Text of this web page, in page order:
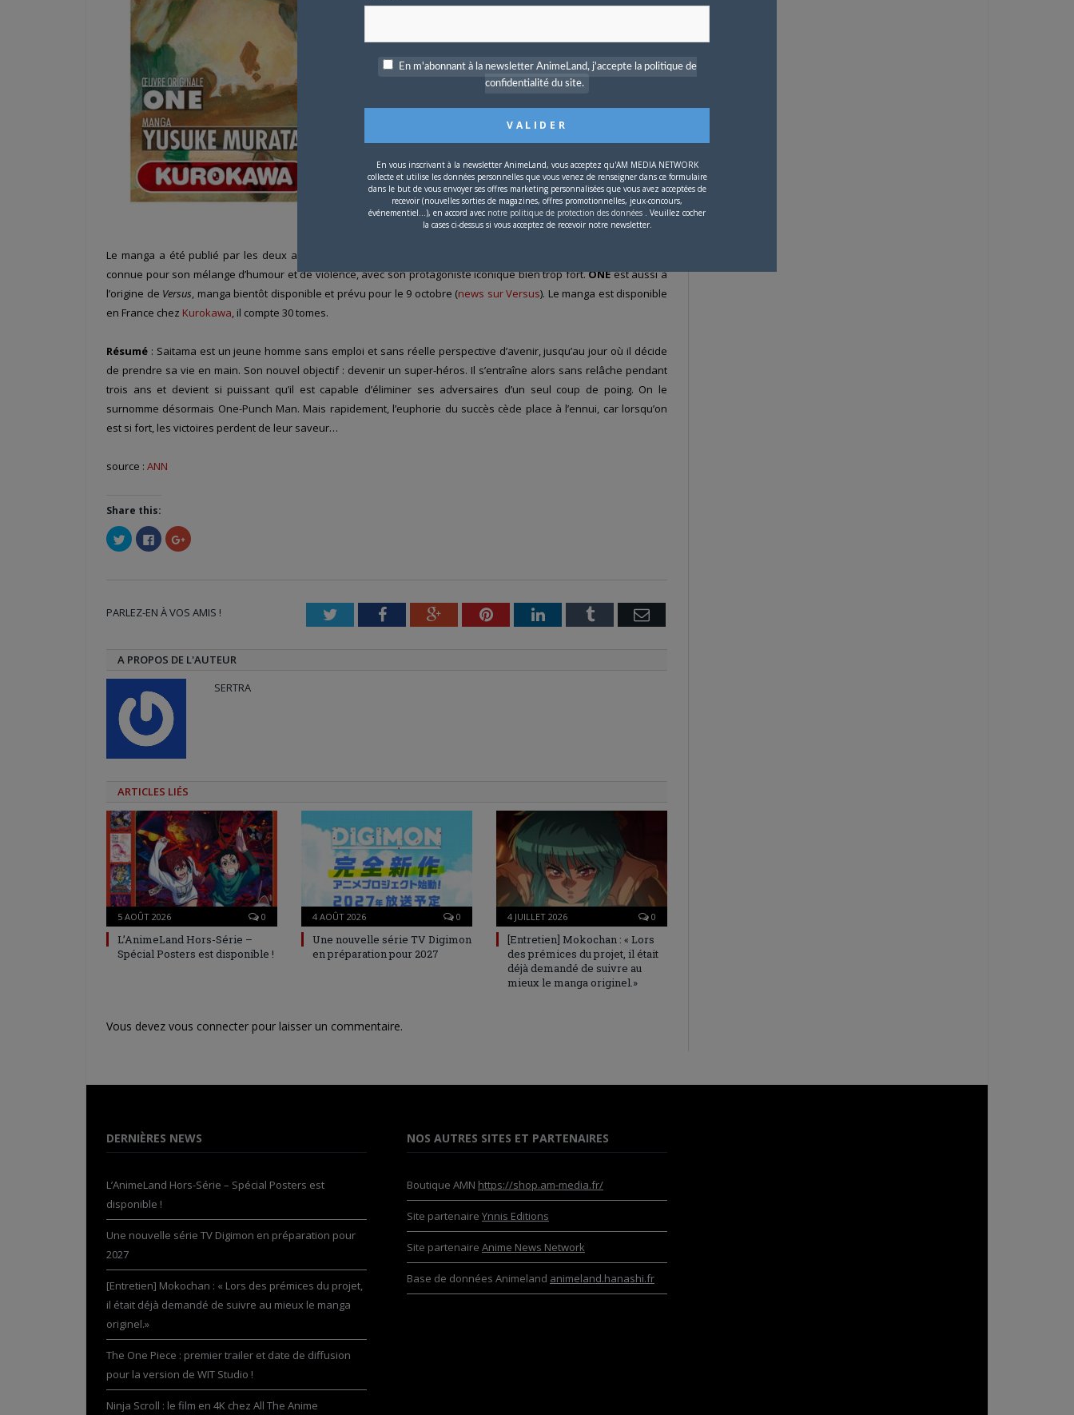
Le manga a été publié par les deux auteurs en 2012 dans le magazine du
connue pour son mélange d’humour et de violence, avec son protagoniste iconique bien trop fort.ONEest aussi à
l’origine de Versus, manga bientôt disponible et prévu pour le 9 octobre (news sur Versus). Le manga est disponible
en France chez Kurokawa, il compte 30 tomes.
Résumé : Saitama est un jeune homme sans emploi et sans réelle perspective d’avenir, jusqu’au jour où il décide
de prendre sa vie en main. Son nouvel objectif : devenir un super-héros. Il s’entraîne alors sans relâche pendant
trois ans et devient si puissant qu’il est capable d’éliminer ses adversaires d’un seul coup de poing. On le
surnomme désormais One-Punch Man. Mais rapidement, l’euphorie du succès cède place à l’ennui, car lorsqu’on
est si fort, les victoires perdent de leur saveur…
source : ANN
Share this:
Cliquez
pour
partager
fenêtre)
Cliquez
pour
partager
fenêtre)
Cliquez
pour
nouvelle
PARLEZ-EN À VOS AMIS ! TwitterFacebookGoogle+PinterestLinkedInTumblr Email
A PROPOS DE L'AUTEUR
SERTRA
ARTICLES LIÉS
5 AOÛT 2026 0
L’AnimeLand Hors-Série –
Spécial Posters est disponible !
4 AOÛT 2026 0
Une nouvelle série TV Digimon
en préparation pour 2027
4 JUILLET 2026 0
[Entretien] Mokochan : « Lors
des prémices du projet, il était
déjà demandé de suivre au
mieux le manga originel.»
Vous devez vous connecter pour laisser un commentaire.
DERNIÈRES NEWS
L’AnimeLand Hors-Série – Spécial Posters est
disponible !
Une nouvelle série TV Digimon en préparation pour
2027
[Entretien] Mokochan : « Lors des prémices du projet,
il était déjà demandé de suivre au mieux le manga
originel.»
The One Piece : premier trailer et date de diffusion
pour la version de WIT Studio !
Ninja Scroll : le film en 4K chez All The Anime
NOS AUTRES SITES ET PARTENAIRES
Boutique AMN https://shop.am-media.fr/
Site partenaire Ynnis Editions
Site partenaire Anime News Network
Base de données Animeland animeland.hanashi.fr
En m'abonnant à la newsletter AnimeLand, j'accepte la politique de
confidentialité du site.
En vous inscrivant à la newsletter AnimeLand, vous acceptez qu'AM MEDIA NETWORK
collecte et utilise les données personnelles que vous venez de renseigner dans ce formulaire
dans le but de vous envoyer ses offres marketing personnalisées que vous avez acceptées de
recevoir (nouvelles sorties de magazines, offres promotionnelles, jeux-concours,
événementiel...), en accord avec notre politique de protection des données . Veuillez cocher
la cases ci-dessus si vous acceptez de recevoir notre newsletter.